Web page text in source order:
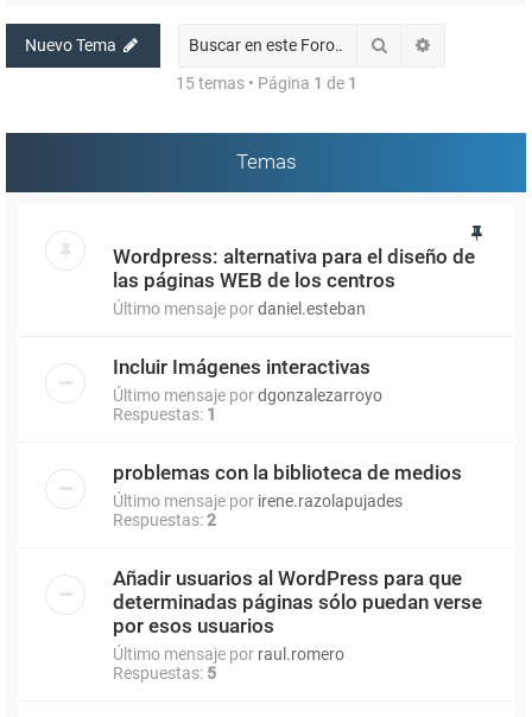
Nuevo Tema Buscar
15 temas • Página 1 de 1
Temas
Wordpress: alternativa para el diseño de
las páginas WEB de los centros
Último mensaje pordaniel.esteban
Incluir Imágenes interactivas
Último mensaje pordgonzalezarroyo
Respuestas: 1
problemas con la biblioteca de medios
Último mensaje por irene.razolapujades
Respuestas:2
Añadir usuarios al WordPress para que
determinadas páginas sólo puedan verse
por esos usuarios
Último mensaje por raul.romero
Respuestas: 5